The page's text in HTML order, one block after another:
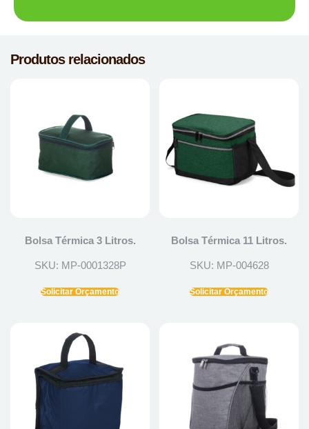
Produtos relacionados
Bolsa Térmica 3 Litros.
SKU: MP-0001328P
Solicitar Orçamento
Bolsa Térmica 11 Litros.
SKU: MP-004628
Solicitar Orçamento